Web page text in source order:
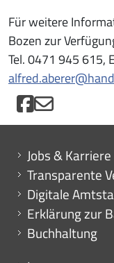
Für weitere
Bozen zur
Tel. 0471 945 615,
Mini menu di servizio
Jobs & Karriere
Transparente
Digitale
Erklärung zur
Buchhaltung